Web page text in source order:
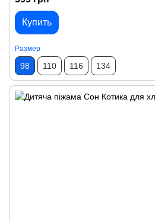
Купить
Размер
98 110 116 134